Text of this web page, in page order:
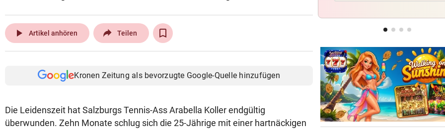
play_arrow Artikel anhören Teilen
Kronen Zeitung als bevorzugte Google-Quelle hinzufügen
Die Leidenszeit hat Salzburgs Tennis-Ass Arabella Koller endgültig
überwunden. Zehn Monate schlug sich die 25-Jährige mit einer hartnäckigen
ganz andere!“
Bochum-Profi drohte nach
Bein zu verlieren